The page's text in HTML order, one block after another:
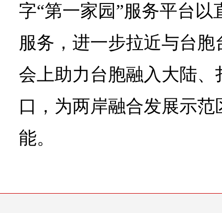
字“第一家园”服务平台
服务，进一步拉近与台
会上助力台胞融入大陆
口，为两岸融合发展示
能。